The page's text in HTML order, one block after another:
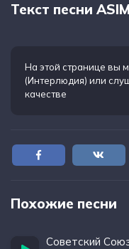
Текст песни
На этой странице вы
(Интерлюдия) или
качестве
Похожие песни
Советский